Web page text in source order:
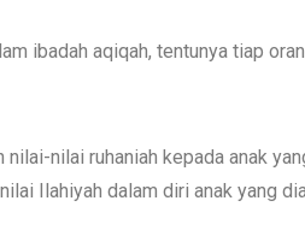
ibadah aqiqah, tentunya tiap
nilai ruhaniah kepada anak
Ilahiyah dalam diri anak yang